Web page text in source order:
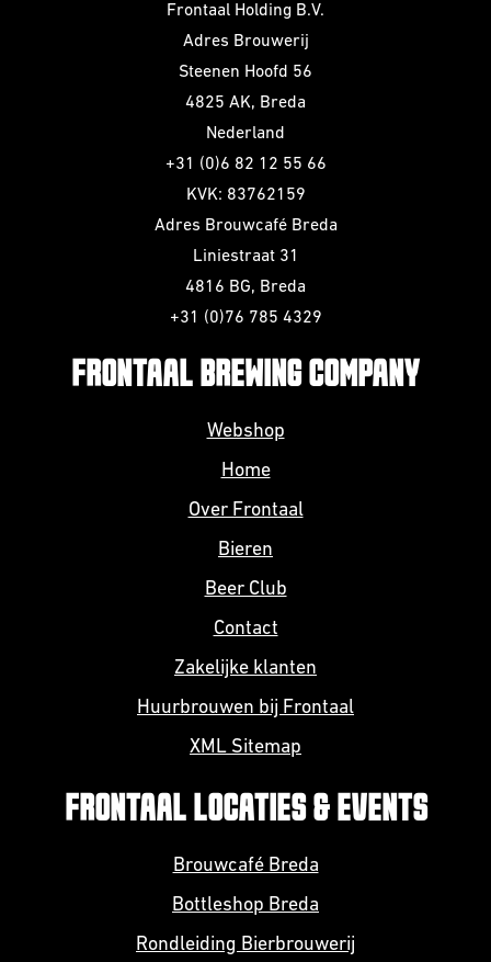
Frontaal Holding B.V.
Adres Brouwerij
Steenen Hoofd 56
4825 AK, Breda
Nederland
+31 (0)6 82 12 55 66
KVK: 83762159
Adres Brouwcafé Breda
Liniestraat 31
4816 BG, Breda
+31 (0)76 785 4329
FRONTAAL BREWING COMPANY
Webshop
Home
Over Frontaal
Bieren
Beer Club
Contact
Zakelijke klanten
Huurbrouwen bij Frontaal
XML Sitemap
FRONTAAL LOCATIES & EVENTS
Brouwcafé Breda
Bottleshop Breda
Rondleiding Bierbrouwerij